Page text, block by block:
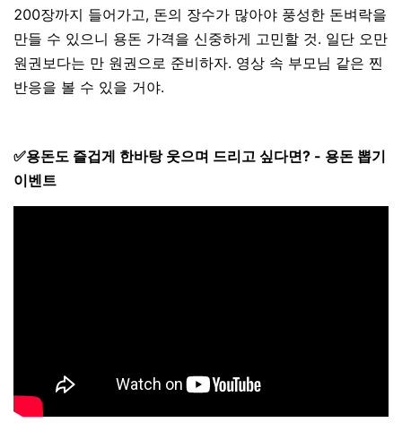
200장까지 들어가고, 돈의 장수가 많아야 풍성한 돈벼락을
만들 수 있으니 용돈 가격을 신중하게 고민할 것. 일단 오만
원권보다는 만 원권으로 준비하자. 영상 속 부모님 같은 찐
반응을 볼 수 있을 거야.
✅용돈도 즐겁게 한바탕 웃으며 드리고 싶다면? - 용돈 뽑기
이벤트